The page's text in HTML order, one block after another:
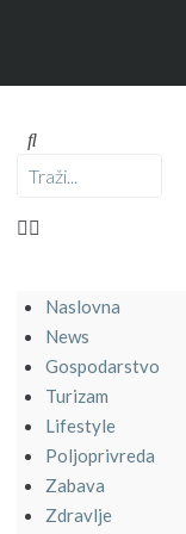
Naslovna
News
Gospodarstvo
Turizam
Lifestyle
Poljoprivreda
Zabava
Zdravlje